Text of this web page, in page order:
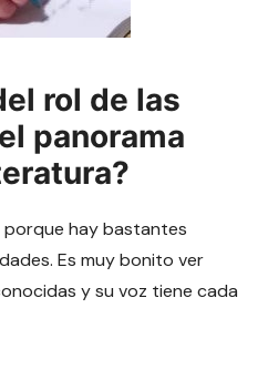
rol de las
panorama
hay bastantes
Es muy bonito ver
y su voz tiene cada